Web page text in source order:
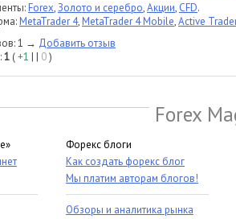
Forex,Золото и серебро,Акции, CFD.
MetaTrader 4,MetaTrader 4 Mobile,Active Trader
1 → Добавить отзыв
1 (+1 | | 0)
Forex
Форекс блоги
Как создать форекс блог
Мы платим авторам блогов!
Обзоры и аналитика рынка